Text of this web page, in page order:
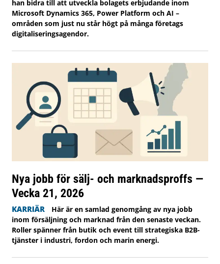
han bidra till att utveckla bolagets erbjudande inom
Microsoft Dynamics 365, Power Platform och AI –
områden som just nu står högt på många företags
digitaliseringsagendor.
Nya jobb för sälj- och marknadsproffs —
Vecka 21, 2026
KARRIÄR
Här är en samlad genomgång av nya jobb
inom försäljning och marknad från den senaste veckan.
Roller spänner från butik och event till strategiska B2B-
tjänster i industri, fordon och marin energi.